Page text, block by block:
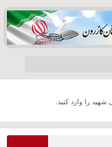
را وارد کنید.